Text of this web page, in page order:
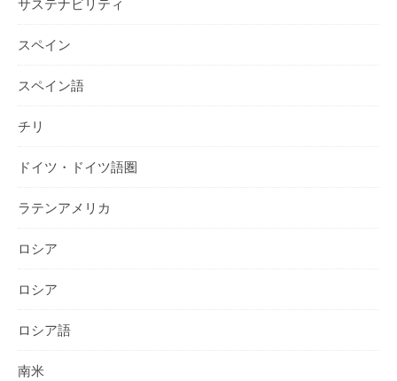
サステナビリティ
スペイン
スペイン語
チリ
ドイツ・ドイツ語圏
ラテンアメリカ
ロシア
ロシア
ロシア語
南米